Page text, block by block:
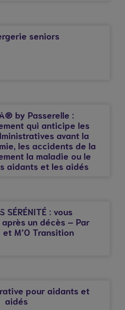
seniors
by Passerelle :
qui anticipe les
avant la
les accidents de la
la maladie ou le
aidants et les aidés
SÉRÉNITÉ : vous
un décès – Par
M’O Transition
pour aidants et
aidés